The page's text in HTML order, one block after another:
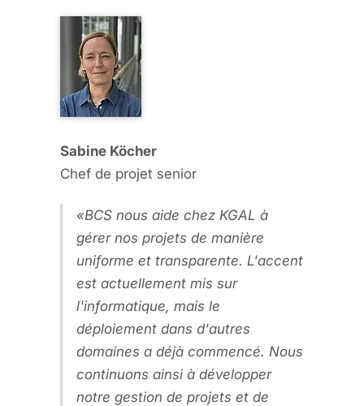
Sabine Köcher
Chef de projet senior
BCS nous aide chez KGAL à
gérer nos projets de manière
uniforme et transparente. L'accent
est actuellement mis sur
l'informatique, mais le
déploiement dans d'autres
domaines a déjà commencé. Nous
continuons ainsi à développer
notre gestion de projets et de